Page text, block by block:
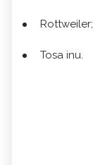
Rottweiler;
Tosa inu.